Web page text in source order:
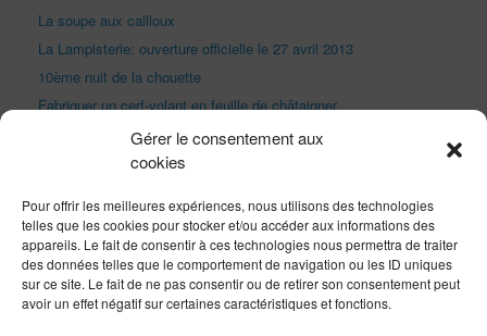
Gérer le consentement aux
cookies
Pour offrir les meilleures expériences, nous utilisons des technologies
telles que les cookies pour stocker et/ou accéder aux informations des
appareils. Le fait de consentir à ces technologies nous permettra de traiter
des données telles que le comportement de navigation ou les ID uniques
sur ce site. Le fait de ne pas consentir ou de retirer son consentement peut
avoir un effet négatif sur certaines caractéristiques et fonctions.
La soupe aux cailloux
La Lampisterie: ouverture officielle le 27 avril 2013
10ème nuit de la chouette
Fabriquer un cerf-volant en feuille de châtaigner
Festival de Marines
Fête du vent à Marseille